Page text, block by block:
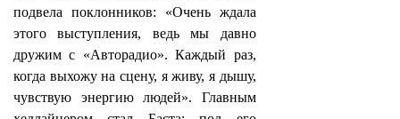
подвела поклонников: «Очень ждала
этого выступления, ведь мы давно
дружим с «Авторадио». Каждый раз,
когда выхожу на сцену, я живу, я дышу,
чувствую энергию людей». Главным